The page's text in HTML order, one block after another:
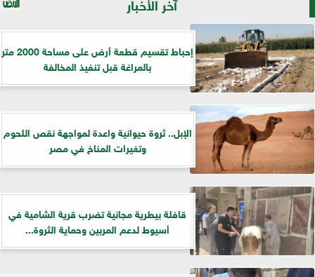
إحباط تقسيم قطعة أرض على مساحة 2000 متر
بالمراغة قبل تنفيذ المخالفة
الإبل.. ثروة حيوانية واعدة لمواجهة نقص اللحوم
وتغيرات المناخ في مصر
قافلة بيطرية مجانية تضرب قرية الشامية في
أسيوط لدعم المربين وحماية الثروة...